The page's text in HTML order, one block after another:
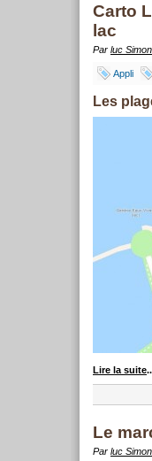
Carto
lac
Par luc Simon
Appli
Les
Lire la suite
Le
Par luc Simon